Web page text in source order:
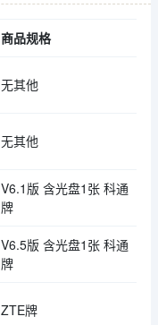
商品规格
无其他
无其他
V6.1版 含光盘1张 科通
牌
V6.5版 含光盘1张 科通
牌
ZTE牌